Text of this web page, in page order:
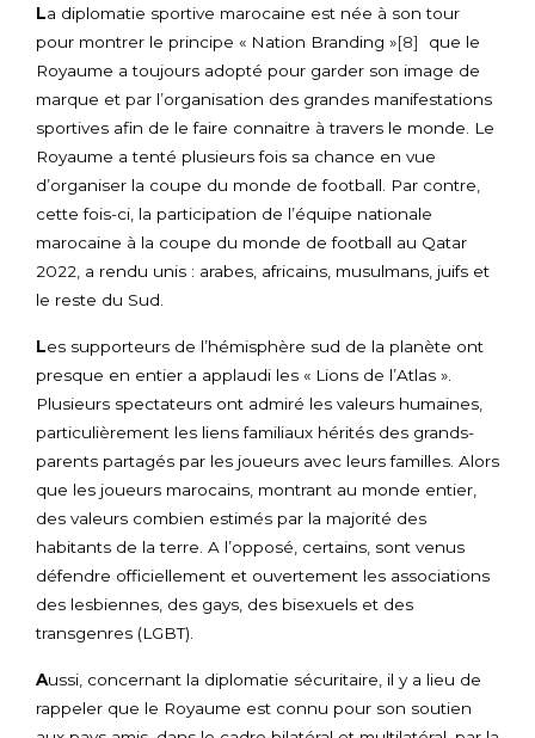
La diplomatie sportive marocaine est née à son tour
pour montrer le principe « Nation Branding »[8]
que le
Royaume a toujours adopté pour garder son image de
marque et par l’organisation des grandes manifestations
sportives afin de le faire connaitre à travers le monde. Le
Royaume a tenté plusieurs fois sa chance en vue
d’organiser la coupe du monde de football. Par contre,
cette fois-ci, la participation de l’équipe nationale
marocaine à la coupe du monde de football au Qatar
2022, a rendu unis : arabes, africains, musulmans, juifs et
le reste du Sud.
Les supporteurs de l’hémisphère sud de la planète ont
presque en entier a applaudi les « Lions de l’Atlas ».
Plusieurs spectateurs ont admiré les valeurs humaines,
particulièrement les liens familiaux hérités des grands-
parents partagés par les joueurs avec leurs familles. Alors
que les joueurs marocains, montrant au monde entier,
des valeurs combien estimés par la majorité des
habitants de la terre. A l’opposé, certains, sont venus
défendre officiellement et ouvertement les associations
des lesbiennes, des gays, des bisexuels et des
transgenres (LGBT).
Aussi, concernant la diplomatie sécuritaire, il y a lieu de
rappeler que le Royaume est connu pour son soutien